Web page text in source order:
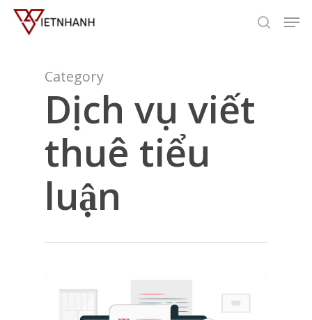
Skip
search
Category
Dịch vụ viết
thuê tiểu
luận